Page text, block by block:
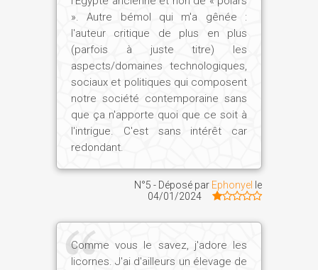
». Autre bémol qui m'a gênée :
l'auteur critique de plus en plus
(parfois à juste titre) les
aspects/domaines technologiques,
sociaux et politiques qui composent
notre société contemporaine sans
que ça n'apporte quoi que ce soit à
l'intrigue. C'est sans intérêt car
redondant.
N°5 - Déposé par Ephonyel le
04/01/2024
Comme vous le savez, j'adore les
licornes. J'ai d'ailleurs un élevage de